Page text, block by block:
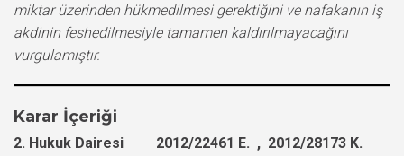
miktar üzerinden hükmedilmesi gerektiğini ve nafakanın iş
akdinin feshedilmesiyle tamamen kaldırılmayacağını
vurgulamıştır.
Karar İçeriği
2. Hukuk Dairesi 2012/22461 E. , 2012/28173 K.